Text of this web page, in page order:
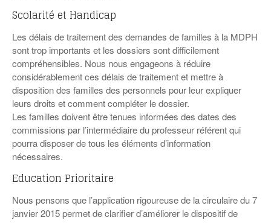
Scolarité et Handicap
Les délais de traitement des demandes de familles à la MDPH
sont trop importants et les dossiers sont difficilement
compréhensibles. Nous nous engageons à réduire
considérablement ces délais de traitement et mettre à
disposition des familles des personnels pour leur expliquer
leurs droits et comment compléter le dossier.
Les familles doivent être tenues informées des dates des
commissions par l’intermédiaire du professeur référent qui
pourra disposer de tous les éléments d’information
nécessaires.
Education Prioritaire
Nous pensons que l’application rigoureuse de la circulaire du 7
janvier 2015 permet de clarifier d’améliorer le dispositif de